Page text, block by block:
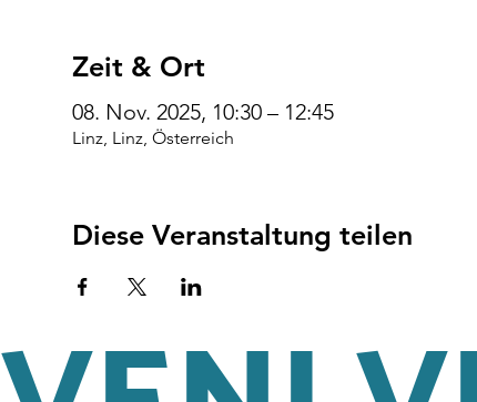
Zeit & Ort
08. Nov. 2025, 10:30 – 12:45
Linz, Linz, Österreich
Diese Veranstaltung teilen